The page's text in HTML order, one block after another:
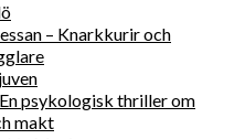
– Knarkkurir och
psykologisk thriller om
makt